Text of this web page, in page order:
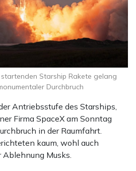
Antriebsstufe des Starships,
Firma SpaceX am Sonntag
in der Raumfahrt.
kaum, wohl auch
Musks.
Starship Rakete gelang
Durchbruch